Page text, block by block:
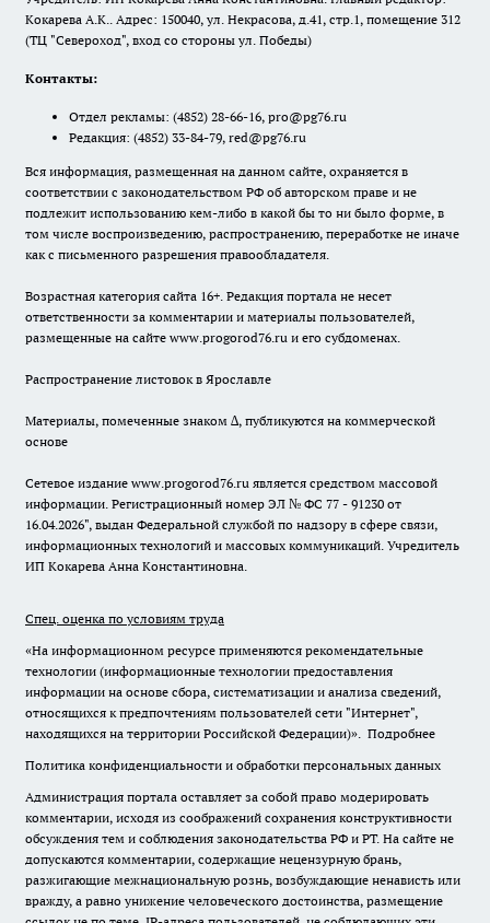
Кокарева А.К.. Адрес: 150040, ул. Некрасова, д.41, стр.1, помещение 312
(ТЦ "Североход", вход со стороны ул. Победы)
Контакты:
Отдел рекламы: (4852) 28-66-16, pro@pg76.ru
Редакция: (4852) 33-84-79, red@pg76.ru
Вся информация, размещенная на данном сайте, охраняется в
соответствии с законодательством РФ об авторском праве и не
подлежит использованию кем-либо в какой бы то ни было форме, в
том числе воспроизведению, распространению, переработке не иначе
как с письменного разрешения правообладателя.
Возрастная категория сайта 16+. Редакция портала не несет
ответственности за комментарии и материалы пользователей,
размещенные на сайте www.progorod76.ru и его субдоменах.
Распространение листовок в Ярославле
Материалы, помеченные знаком ∆, публикуются на коммерческой
основе
Сетевое издание www.progorod76.ru является средством массовой
информации. Регистрационный номер ЭЛ № ФС 77 - 91230 от
16.04.2026", выдан Федеральной службой по надзору в сфере связи,
информационных технологий и массовых коммуникаций. Учредитель
ИП Кокарева Анна Константиновна.
Спец. оценка по условиям труда
«На информационном ресурсе применяются рекомендательные
технологии (информационные технологии предоставления
информации на основе сбора, систематизации и анализа сведений,
относящихся к предпочтениям пользователей сети "Интернет",
находящихся на территории Российской Федерации)». Подробнее
Политика конфиденциальности и обработки персональных данных
Администрация портала оставляет за собой право модерировать
комментарии, исходя из соображений сохранения конструктивности
обсуждения тем и соблюдения законодательства РФ и РТ. На сайте не
допускаются комментарии, содержащие нецензурную брань,
разжигающие межнациональную рознь, возбуждающие ненависть или
вражду, а равно унижение человеческого достоинства, размещение